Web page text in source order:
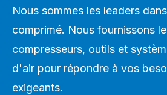
Nous sommes les leaders
comprimé. Nous fournissons
compresseurs, outils et
d'air pour répondre à vos
exigeants.